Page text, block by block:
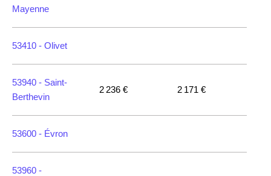
Mayenne
53410 - Olivet
53940 - Saint-
Berthevin
2 236 € 2 171 €
53600 - Évron
53960 -